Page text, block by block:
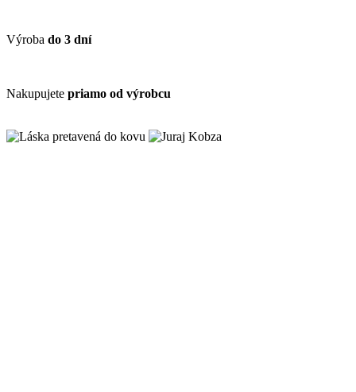
Výroba do 3 dní
Nakupujete priamo od výrobcu